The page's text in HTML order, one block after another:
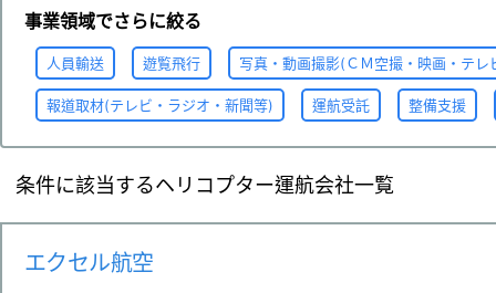
事業領域でさらに絞る
人員輸送 遊覧飛行 写真・動画撮影(ＣＭ空撮・映画・テレ
報道取材(テレビ・ラジオ・新聞等) 運航受託 整備支援
条件に該当するヘリコプター運航会社一覧
エクセル航空